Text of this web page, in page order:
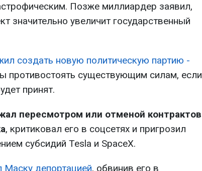
Позже миллиардер заявил,
значительно увеличит государственный
создать новую политическую партию -
противостоять существующим силам, если
принят.
пересмотром или отменой контрактов
, критиковал его в соцсетях и пригрозил
субсидий Tesla и SpaceX.
Маску депортацией, обвинив его в